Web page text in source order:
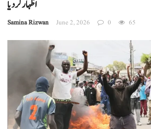
اظہار کر دیا
Samina Rizwan June 2, 2026 0 65